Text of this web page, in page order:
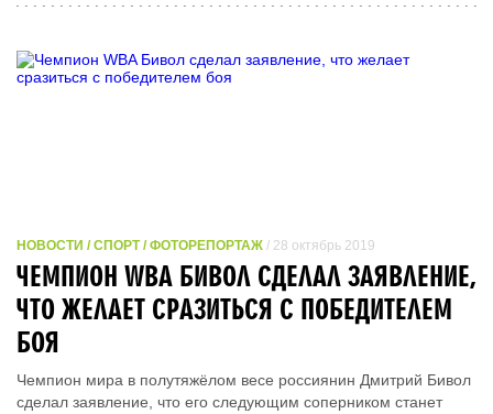
НОВОСТИ / СПОРТ / ФОТОРЕПОРТАЖ / 28 октябрь 2019
ЧЕМПИОН WBA БИВОЛ СДЕЛАЛ ЗАЯВЛЕНИЕ,
ЧТО ЖЕЛАЕТ СРАЗИТЬСЯ С ПОБЕДИТЕЛЕМ
БОЯ
Чемпион мира в полутяжёлом весе россиянин Дмитрий Бивол
сделал заявление, что его следующим соперником станет